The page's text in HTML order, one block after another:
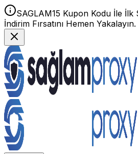
SAGLAM15 Kupon Kodu İle İlk
İndirim Fırsatını Hemen Yakalayın.